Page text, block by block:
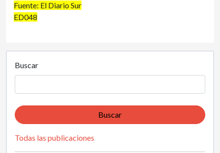
Fuente: El Diario Sur
ED048
Buscar
Buscar
Todas las publicaciones